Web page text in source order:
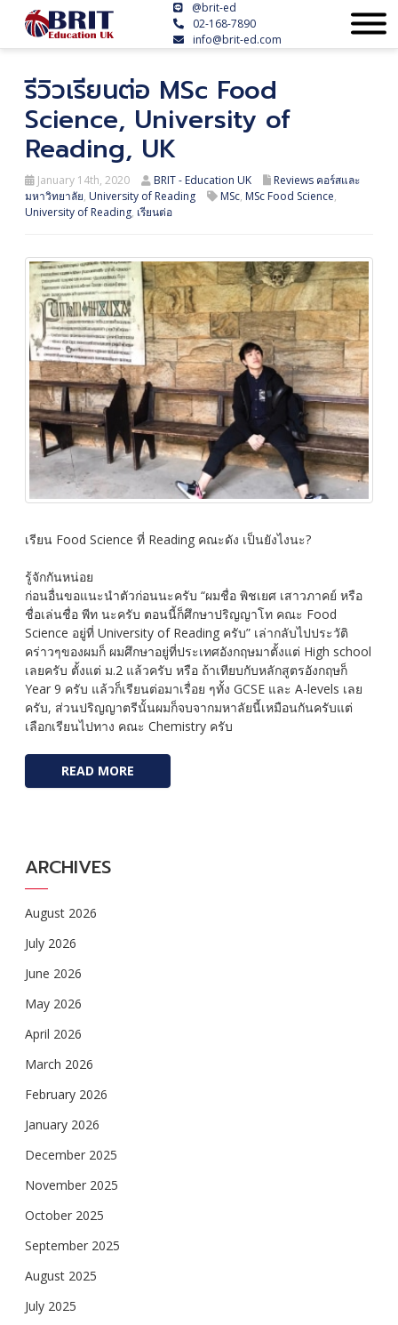
@brit-ed
02-168-7890
info@brit-ed.com
รีวิวเรียนต่อ MSc Food
Science, University of
Reading, UK
January 14th, 2020 BRIT - Education UK
Reviews คอร์สและ
มหาวิทยาลัย, University of Reading MSc, MSc Food Science,
University of Reading, เรียนต่อ
เรียน Food Science ที่ Reading คณะดัง เป็นยังไงนะ?
รู้จักกันหน่อย
ก่อนอื่นขอแนะนำตัวก่อนนะครับ “ผมชื่อ พิชเยศ เสาวภาคย์ หรือ
ชื่อเล่นชื่อ พีท นะครับ ตอนนี้ก็ศึกษาปริญญาโท คณะ Food
Science อยู่ที่ University of Reading ครับ” เล่ากลับไปประวัติ
คร่าวๆของผมก็ ผมศึกษาอยู่ที่ประเทศอังกฤษมาตั้งแต่ High school
เลยครับ ตั้งแต่ ม.2 แล้วครับ หรือ ถ้าเทียบกับหลักสูตรอังกฤษก็
Year 9 ครับ แล้วก็เรียนต่อมาเรื่อย ๆทั้ง GCSE และ A-levels เลย
ครับ, ส่วนปริญญาตรีนั้นผมก็จบจากมหาลัยนี้เหมือนกันครับแต่
เลือกเรียนไปทาง คณะ Chemistry ครับ
READ MORE
ARCHIVES
August 2026
July 2026
June 2026
May 2026
April 2026
March 2026
February 2026
January 2026
December 2025
November 2025
October 2025
September 2025
August 2025
July 2025